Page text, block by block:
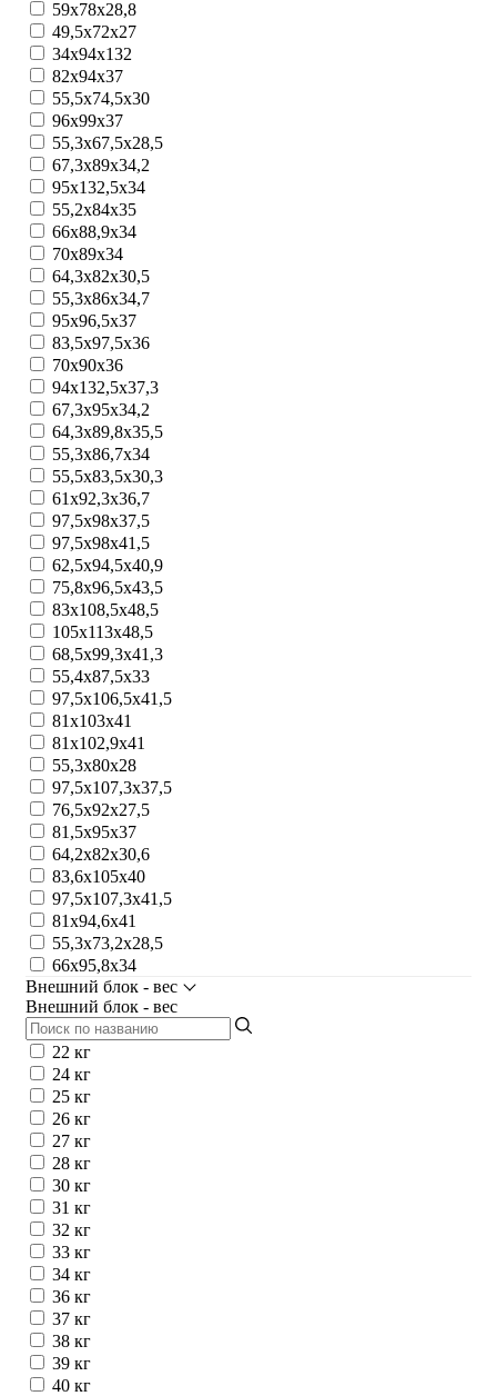
59х78х28,8
49,5x72x27
34x94x132
82x94x37
55,5х74,5х30
96х99х37
55,3x67,5x28,5
67,3x89x34,2
95x132,5x34
55,2х84х35
66x88,9х34
70x89x34
64,3x82x30,5
55,3x86x34,7
95x96,5x37
83,5x97,5x36
70x90x36
94x132,5x37,3
67,3x95x34,2
64,3x89,8x35,5
55,3x86,7x34
55,5x83,5x30,3
61x92,3x36,7
97,5x98x37,5
97,5x98x41,5
62,5x94,5х40,9
75,8x96,5x43,5
83x108,5x48,5
105x113x48,5
68,5x99,3x41,3
55,4x87,5x33
97,5x106,5x41,5
81х103х41
81х102,9х41
55,3х80х28
97,5x107,3x37,5
76,5x92x27,5
81,5x95x37
64,2x82x30,6
83,6x105x40
97,5x107,3x41,5
81x94,6x41
55,3x73,2x28,5
66x95,8x34
Внешний блок - вес
Внешний блок - вес
22 кг
24 кг
25 кг
26 кг
27 кг
28 кг
30 кг
31 кг
32 кг
33 кг
34 кг
36 кг
37 кг
38 кг
39 кг
40 кг